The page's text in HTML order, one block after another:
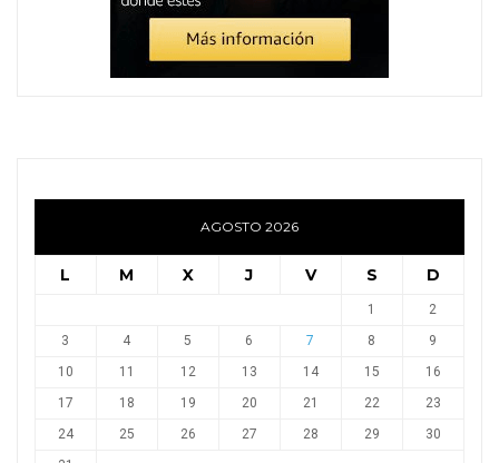
AGOSTO 2026
L M X J V S D
1
2
3
4 5 6 7 8
9
10
11 12 13 14 15
16
17
18 19 20 21 22
23
24
25 26 27 28 29
30